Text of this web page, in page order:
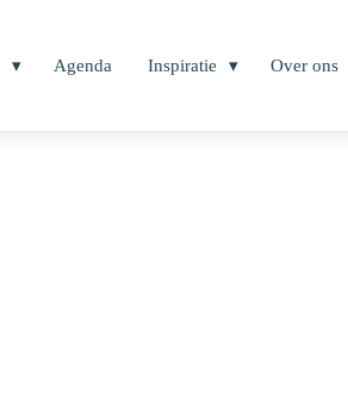
Agenda Inspiratie Over ons